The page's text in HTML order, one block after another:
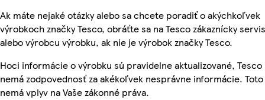
Ak máte nejaké otázky alebo sa chcete poradiť o akýchkoľvek
výrobkoch značky Tesco, obráťte sa na Tesco zákaznícky
alebo výrobcu výrobku, ak nie je výrobok značky Tesco.
Hoci informácie o výrobku sú pravidelne aktualizované, Tesco
nemá zodpovednosť za akékoľvek nesprávne informácie. Toto
nemá vplyv na Vaše zákonné práva.